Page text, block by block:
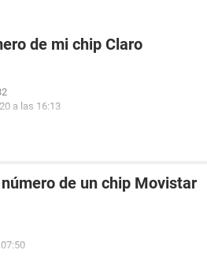
de mi chip Claro
a las 16:13
de un chip Movistar